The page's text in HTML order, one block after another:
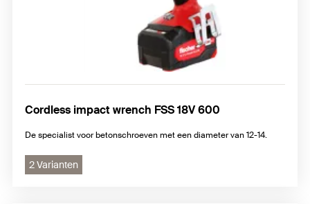
Cordless impact wrench FSS 18V 600
De specialist voor betonschroeven met een diameter van 12-14.
2 Varianten